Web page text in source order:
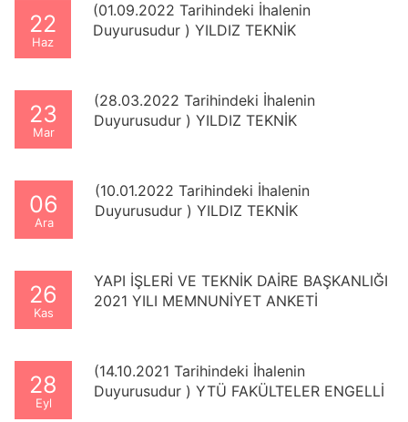
22
Haz
(01.09.2022 Tarihindeki İhalenin
Duyurusudur ) YILDIZ TEKNİK
SÖZLEŞMESİ KAPSAMINDA GÜNEŞ
ENERJİSİ SİSTEMİNİN KURULUMU İŞİ
23
Mar
(28.03.2022 Tarihindeki İhalenin
Duyurusudur ) YILDIZ TEKNİK
06
Ara
(10.01.2022 Tarihindeki İhalenin
Duyurusudur ) YILDIZ TEKNİK
26
Kas
YAPI İŞLERİ VE TEKNİK DAİRE BAŞKANLIĞI
2021 YILI MEMNUNİYET ANKETİ
28
Eyl
(14.10.2021 Tarihindeki İhalenin
Duyurusudur ) YTÜ FAKÜLTELER ENGELLİ